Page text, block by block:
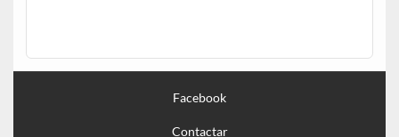
Facebook
Contactar